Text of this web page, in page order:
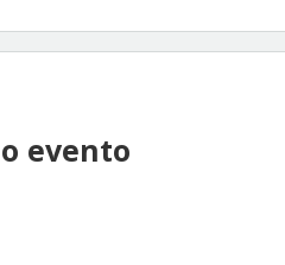
evento